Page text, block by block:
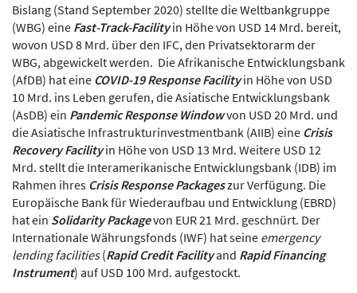
Bislang (Stand September 2020) stellte die Weltbankgruppe
(WBG) eine Fast-Track-Facilityin Höhe von USD 14 Mrd. bereit,
wovon USD 8 Mrd. über den IFC, den Privatsektorarm der
WBG, abgewickelt werden. Die Afrikanische Entwicklungsbank
(AfDB) hat eine COVID-19 Response Facilityin Höhe von USD
10 Mrd. ins Leben gerufen, die Asiatische Entwicklungsbank
(AsDB) ein Pandemic Response Windowvon USD 20 Mrd. und
die Asiatische Infrastrukturinvestmentbank (AIIB) eine Crisis
Recovery Facilityin Höhe von USD 13 Mrd. Weitere USD 12
Mrd. stellt die Interamerikanische Entwicklungsbank (IDB) im
Rahmen ihres Crisis Response Packageszur Verfügung. Die
Europäische Bank für Wiederaufbau und Entwicklung (EBRD)
hat ein Solidarity Packagevon EUR 21 Mrd. geschnürt. Der
Internationale Währungsfonds (IWF) hat seine emergency
lending facilities(Rapid Credit Facilityand Rapid Financing
Instrument) auf USD 100 Mrd. aufgestockt.